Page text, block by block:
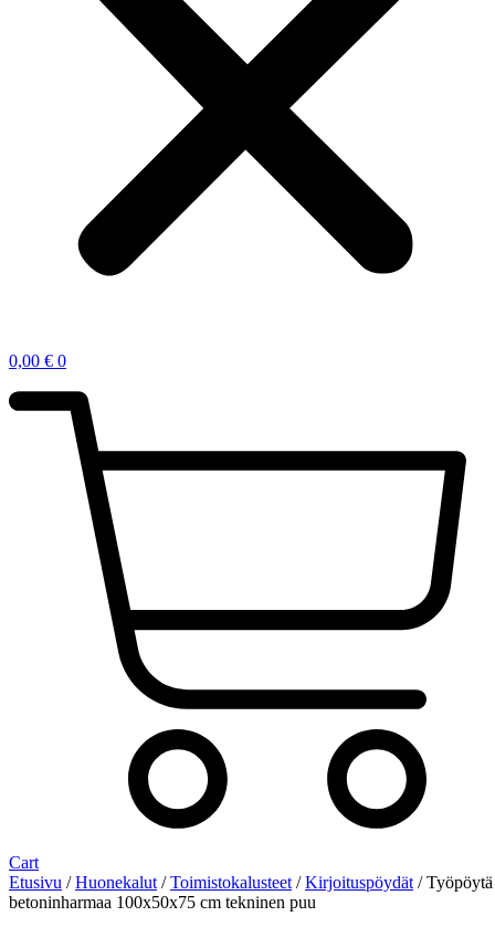
0,00 € 0
Cart
Etusivu /Huonekalut /Toimistokalusteet /Kirjoituspöydät / Työpöytä
betoninharmaa 100x50x75 cm tekninen puu